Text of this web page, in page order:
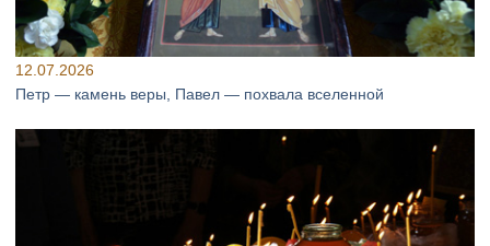
12.07.2026
Петр — камень веры, Павел — похвала вселенной